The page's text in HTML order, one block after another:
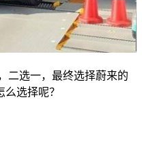
二选一，最终选择蔚来的
选择呢？